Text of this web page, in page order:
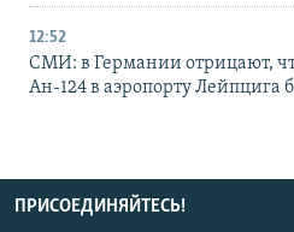
12:52
СМИ: в Германии отрицают,
Ан-124 в аэропорту Лейпцига
ПРИСОЕДИНЯЙТЕСЬ!